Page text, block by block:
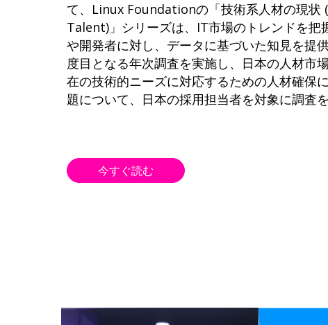
て、Linux Foundationの「技術系人材の現
Talent)」シリーズは、IT市場のトレンドを把
や開発者に対し、データに基づいた知見を提
度目となる年次調査を実施し、日本の人材市
在の技術的ニーズに対応するための人材確保
題について、日本の採用担当者を対象に調査を
今すぐ読む